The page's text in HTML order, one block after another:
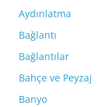
Aydınlatma
Bağlantı
Bağlantılar
Bahçe ve Peyzaj
Banyo